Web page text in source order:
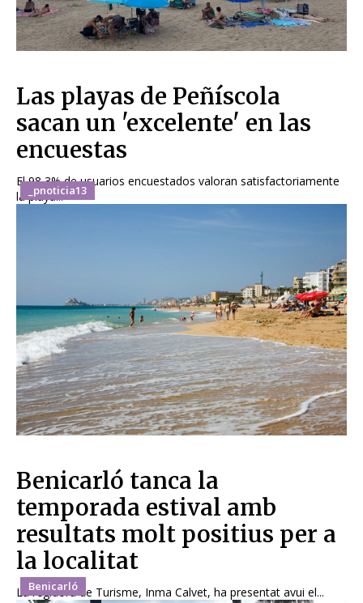
_pnoticia13
Las playas de Peñíscola
sacan un 'excelente' en las
encuestas
El 98,3% de usuarios encuestados valoran satisfactoriamente
la playa...
Benicarló
Benicarló tanca la
temporada estival amb
resultats molt positius per a
la localitat
La regidora de Turisme, Inma Calvet, ha presentat avui el...